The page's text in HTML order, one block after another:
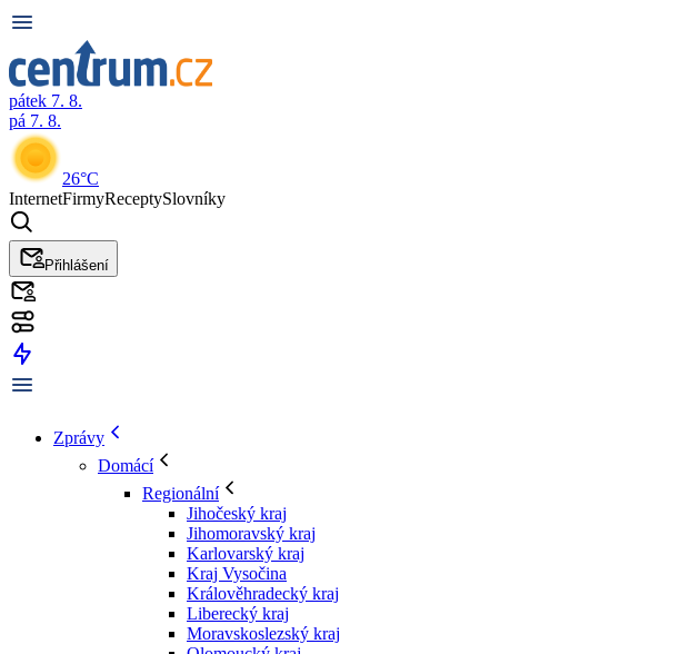
pátek 7. 8.
pá 7. 8.
26°C
InternetFirmyReceptySlovníky
Přihlášení
Zprávy
Domácí
Regionální
Jihočeský kraj
Jihomoravský kraj
Karlovarský kraj
Kraj Vysočina
Králověhradecký kraj
Liberecký kraj
Moravskoslezský kraj